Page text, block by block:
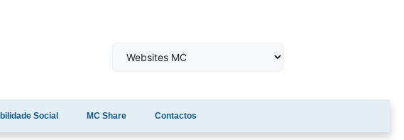
Social MC Share Contactos